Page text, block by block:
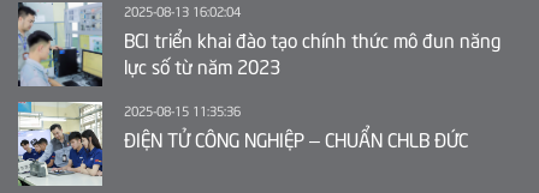
2025-08-13 16:02:04
BCI triển khai đào tạo chính thức mô đun năng
lực số từ năm 2023
2025-08-15 11:35:36
ĐIỆN TỬ CÔNG NGHIỆP – CHUẨN CHLB ĐỨC